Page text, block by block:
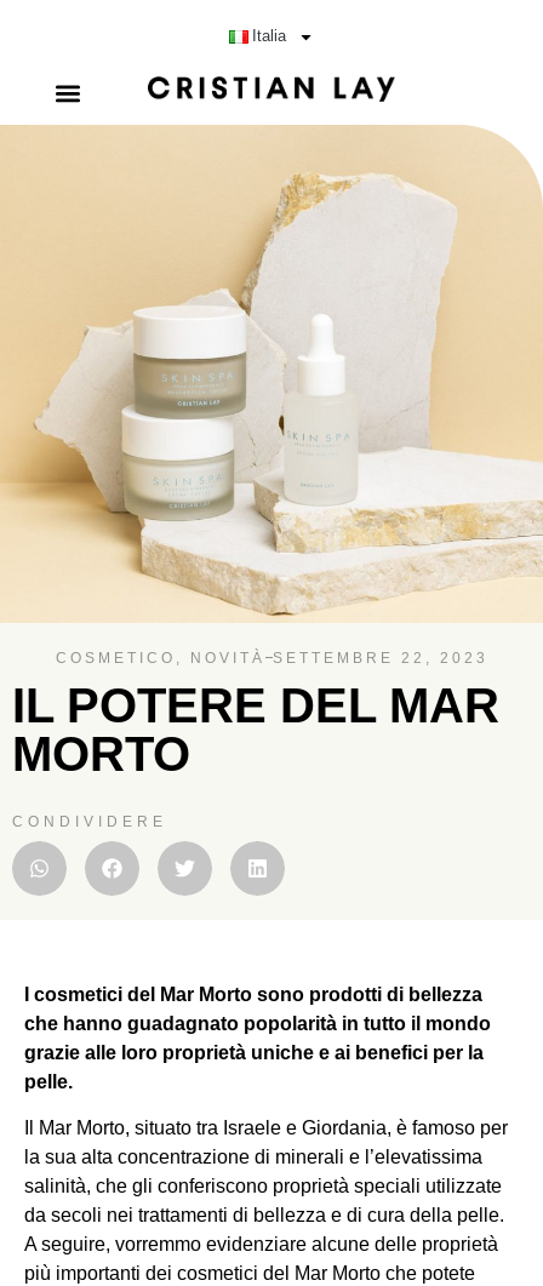
Italia
COSMETICO NOVITÀ SETTEMBRE 22, 2023
IL POTERE DEL MAR
MORTO
CONDIVIDERE
I cosmetici del Mar Morto sono prodotti di bellezza
che hanno guadagnato popolarità in tutto il mondo
grazie alle loro proprietà uniche e ai benefici per la
pelle.
Il Mar Morto, situato tra Israele e Giordania, è famoso per
la sua alta concentrazione di minerali e l’elevatissima
salinità, che gli conferiscono proprietà speciali utilizzate
da secoli nei trattamenti di bellezza e di cura della pelle.
A seguire, vorremmo evidenziare alcune delle proprietà
più importanti dei cosmetici del Mar Morto che potete